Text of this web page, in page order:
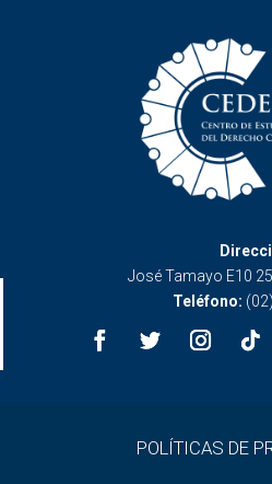
José Tamayo E10
Teléfono:
POLÍTICAS DE